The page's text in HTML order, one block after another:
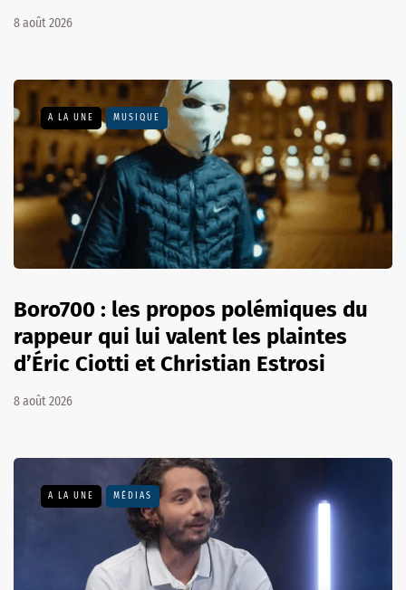
8 août 2026
A LA UNE MUSIQUE
Boro700 : les propos polémiques du
rappeur qui lui valent les plaintes
d’Éric Ciotti et Christian Estrosi
8 août 2026
A LA UNE MÉDIAS